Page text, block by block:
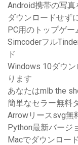
Android携帯の写
ダウンロードせず
PC用のトップゲ
Simcoderフル
ド
Windows 10ダウ
ります
あなたはmlb the
簡単なセラー無料
Arrowリースsvg無
Python最新バージ
Macでダウンロー